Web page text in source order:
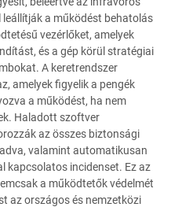
a működést behatolás
vezérlőket, amelyek
és a gép körül stratégiai
A keretrendszer
amelyek figyelik a pengék
a működést, ha nem
Haladott szoftver
az összes biztonsági
valamint automatikusan
kapcsolatos incidenset. Ez az
a működtetők védelmét
az országos és nemzetközi